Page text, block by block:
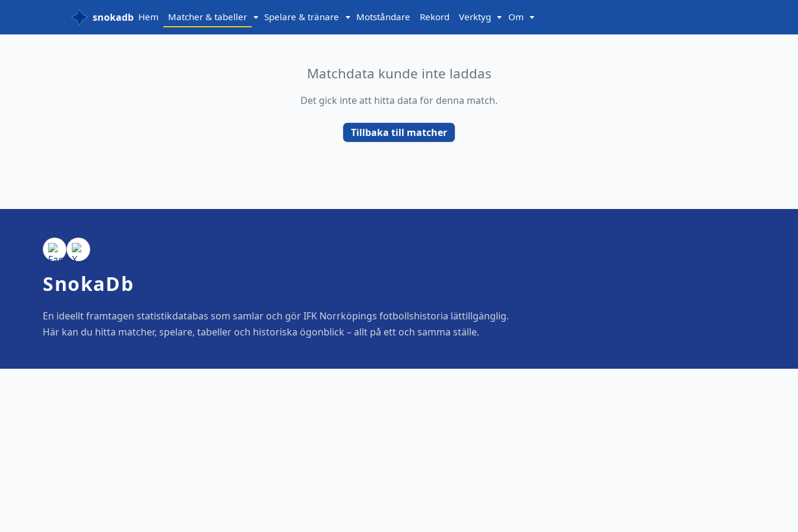
snokadb Hem Matcher & tabeller Spelare & tränare Motståndare Rekord Verktyg Om
Matchdata kunde inte laddas
Det gick inte att hitta data för denna match.
Tillbaka till matcher
SnokaDb
En ideellt framtagen statistikdatabas som samlar och gör IFK Norrköpings fotbollshistoria lättillgänglig.
Här kan du hitta matcher, spelare, tabeller och historiska ögonblick – allt på ett och samma ställe.